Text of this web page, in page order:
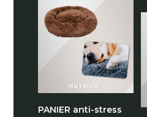
PANIER anti-stress